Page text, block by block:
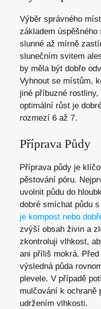
Výběr správného
základem
slunné až mírně
slunečním svitem
by měla být dobře
Vyhnout se místům,
jiné příbuzné
optimální růst je
rozmezí 6 až 7.
Příprava Půdy
Příprava půdy je
pěstování póru.
uvolnit půdu do
dobré smíchat půdu
je kompost nebo
zvýší obsah živin a
zkontroluji vlhkost,
ani příliš mokrá.
výsledná půda
plevele. V případě
mulčování k ochraně
udržením vlhkosti.